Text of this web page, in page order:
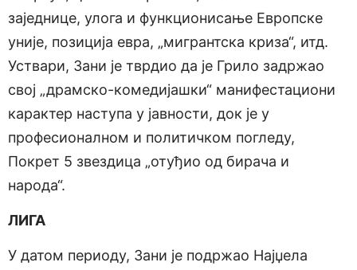
заједнице, улога и функционисање Европске
уније, позиција евра, „мигрантска криза“, итд.
Уствари, Зани је тврдио да је Грило задржао
свој „драмско-комедијашки“ манифестациони
карактер наступа у јавности, док је у
професионалном и политичком погледу,
Покрет 5 звездица „отуђио од бирача и
народа“.
ЛИГА
У датом периоду, Зани је подржао Најџела